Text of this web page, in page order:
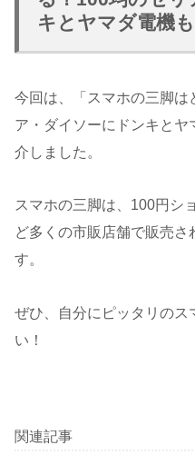
キとヤマダ電機
今回は、「スマホの三脚は
ア・ダイソーにドンキと
介しました。
スマホの三脚は、100円シ
ど多くの市販店舗で販売さ
す。
ぜひ、自分にピッタリのス
い！
関連記事